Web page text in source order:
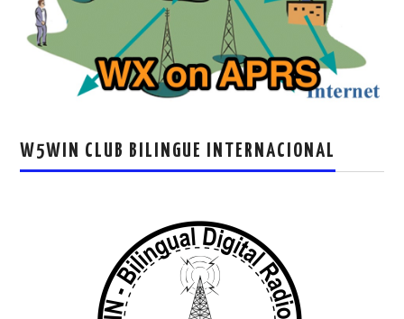
W5WIN CLUB BILINGUE INTERNACIONAL